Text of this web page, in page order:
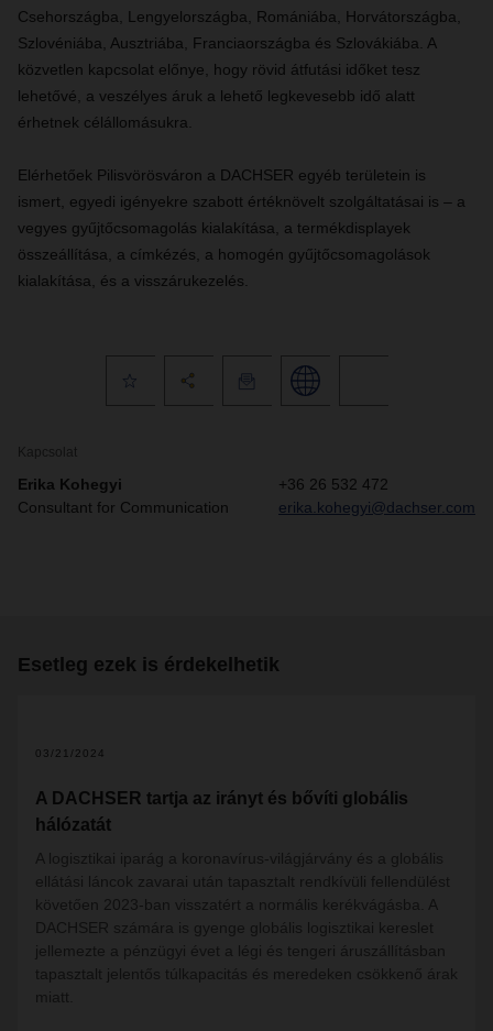
Csehországba, Lengyelországba, Romániába, Horvátországba,
Szlovéniába, Ausztriába, Franciaországba és Szlovákiába. A
közvetlen kapcsolat előnye, hogy rövid átfutási időket tesz
lehetővé, a veszélyes áruk a lehető legkevesebb idő alatt
érhetnek célállomásukra.
Elérhetőek Pilisvörösváron a DACHSER egyéb területein is
ismert, egyedi igényekre szabott értéknövelt szolgáltatásai is – a
vegyes gyűjtőcsomagolás kialakítása, a termékdisplayek
összeállítása, a címkézés, a homogén gyűjtőcsomagolások
kialakítása, és a visszárukezelés.
Kapcsolat
Erika Kohegyi
Consultant for Communication
+36 26 532 472
erika.kohegyi@dachser.com
Esetleg ezek is érdekelhetik
03/21/2024
A DACHSER tartja az irányt és bővíti globális
hálózatát
A logisztikai iparág a koronavírus-világjárvány és a globális
ellátási láncok zavarai után tapasztalt rendkívüli fellendülést
követően 2023-ban visszatért a normális kerékvágásba. A
DACHSER számára is gyenge globális logisztikai kereslet
jellemezte a pénzügyi évet a légi és tengeri áruszállításban
tapasztalt jelentős túlkapacitás és meredeken csökkenő árak
miatt.